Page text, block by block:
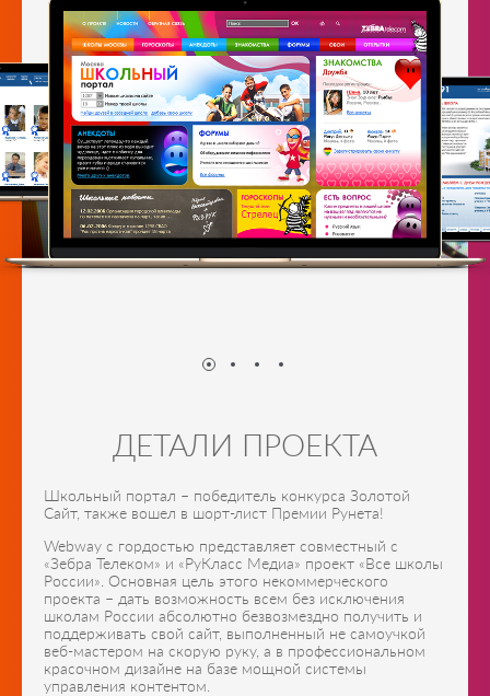
ДЕТАЛИ ПРОЕКТА
Школьный портал – победитель конкурса Золотой
Сайт, также вошел в шорт-лист Премии Рунета!
Webway с гордостью представляет совместный с
«Зебра Телеком» и «РуКласс Медиа» проект «Все школы
России». Основная цель этого некоммерческого
проекта – дать возможность всем без исключения
школам России абсолютно безвозмездно получить и
поддерживать свой сайт, выполненный не самоучкой
веб-мастером на скорую руку, а в профессиональном
красочном дизайне на базе мощной системы
управления контентом.